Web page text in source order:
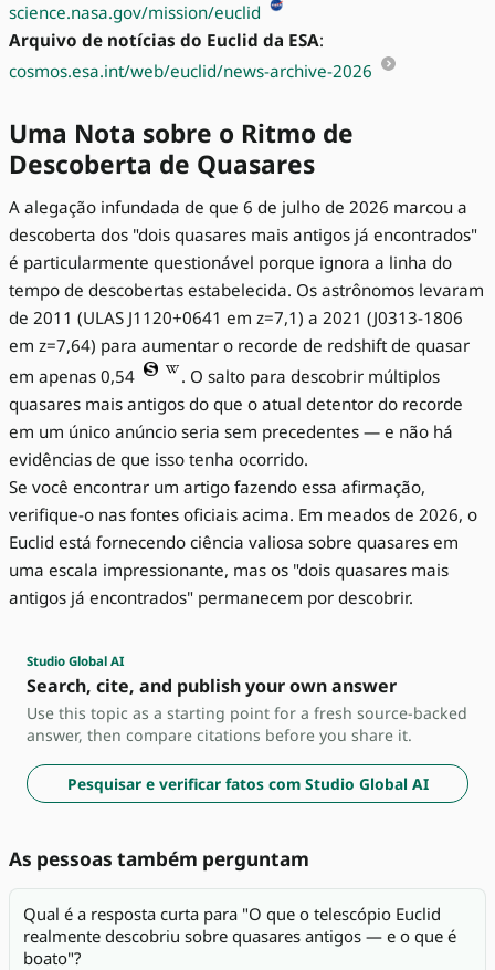
science.nasa.gov/mission/euclid
Arquivo de notícias do Euclid da ESA:
cosmos.esa.int/web/euclid/news-archive-2026
Uma Nota sobre o Ritmo de
Descoberta de Quasares
A alegação infundada de que 6 de julho de 2026 marcou a
descoberta dos "dois quasares mais antigos já encontrados"
é particularmente questionável porque ignora a linha do
tempo de descobertas estabelecida. Os astrônomos levaram
de 2011 (ULAS J1120+0641 em z=7,1) a 2021 (J0313-1806
em z=7,64) para aumentar o recorde de redshift de quasar
em apenas 0,54
. O salto para descobrir múltiplos
quasares mais antigos do que o atual detentor do recorde
em um único anúncio seria sem precedentes — e não há
evidências de que isso tenha ocorrido.
Se você encontrar um artigo fazendo essa afirmação,
verifique-o nas fontes oficiais acima. Em meados de 2026, o
Euclid está fornecendo ciência valiosa sobre quasares em
uma escala impressionante, mas os "dois quasares mais
antigos já encontrados" permanecem por descobrir.
Studio Global AI
Search, cite, and publish your own answer
Use this topic as a starting point for a fresh source-backed
answer, then compare citations before you share it.
Pesquisar e verificar fatos com Studio Global AI
As pessoas também perguntam
Qual é a resposta curta para "O que o telescópio Euclid
realmente descobriu sobre quasares antigos — e o que é
boato"?